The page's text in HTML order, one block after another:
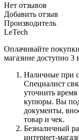
Нет отзывов
Добавить отзыв
Производитель
LeTech
Оплачивайте
магазине доступно 3
Наличные при
Специалист
уточнить
купюры. Вы
документы,
товар и чек.
Безналичный
интернет-